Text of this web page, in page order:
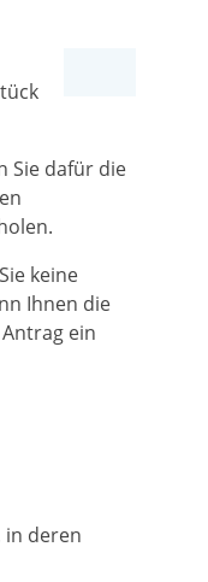
Sie dafür die
keine
Ihnen die
ein
in deren